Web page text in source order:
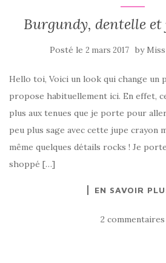
Burgundy, dentelle
Posté le 2 mars 2017 by
Hello toi, Voici un look qui change un
propose habituellement ici. En effet,
plus aux tenues que je porte pour
peu plus sage avec cette jupe crayon
même quelques détails rocks ! Je
shoppé […]
EN SAVOIR
2 commentaires